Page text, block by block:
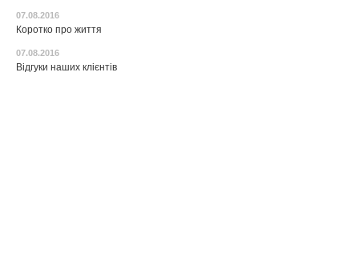
07.08.2016
Коротко про життя
07.08.2016
Відгуки наших клієнтів